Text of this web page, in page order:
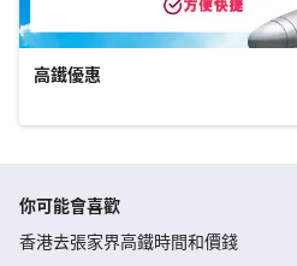
高鐵優惠
你可能會喜歡
香港去張家界高鐵時間和價錢